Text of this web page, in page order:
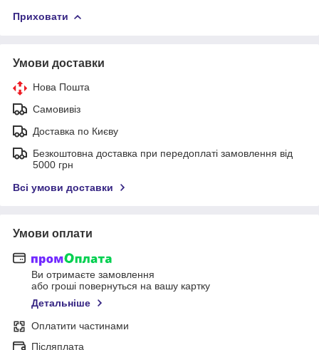
Приховати
Умови доставки
Нова Пошта
Самовивіз
Доставка по Києву
Безкоштовна доставка при передоплаті замовлення від
5000 грн
Всі умови доставки
Умови оплати
Ви отримаєте замовлення
або гроші повернуться на вашу картку
Детальніше
Оплатити частинами
Післяплата